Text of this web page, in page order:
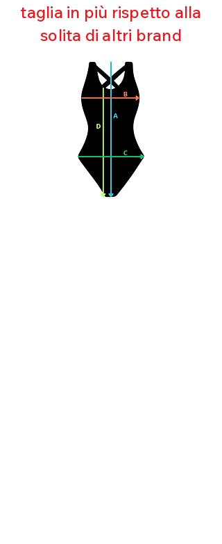
Dry
Fresh
Leggerezza
taglia in più rispetto alla
solita di altri brand